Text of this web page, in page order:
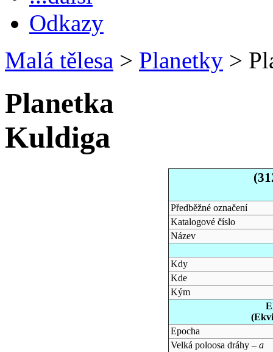
Odkazy
Malá tělesa > Planetky >
Planetka
Kuldiga
Předběžné označení
Katalogové číslo
Název
Kdy
Kde
Kým
Epocha
Velká poloosa dráhy – a